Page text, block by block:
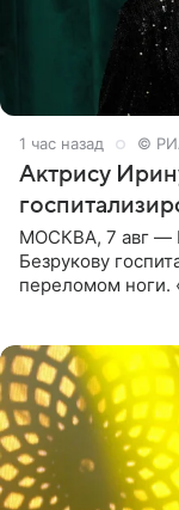
2 часа назад ©
Актрису
МОСКВА, 7 авг —
Безрукову
переломом ноги.